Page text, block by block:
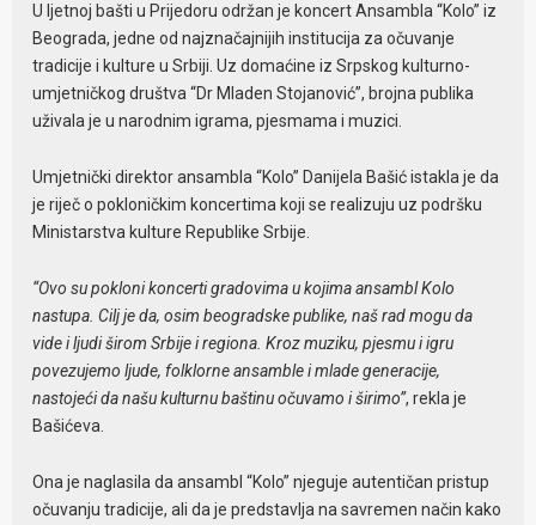
U ljetnoj bašti u Prijedoru održan je koncert Ansambla “Kolo” iz
Beograda, jedne od najznačajnijih institucija za očuvanje
tradicije i kulture u Srbiji. Uz domaćine iz Srpskog kulturno-
umjetničkog društva “Dr Mladen Stojanović”, brojna publika
uživala je u narodnim igrama, pjesmama i muzici.
Umjetnički direktor ansambla “Kolo” Danijela Bašić istakla je da
je riječ o pokloničkim koncertima koji se realizuju uz podršku
Ministarstva kulture Republike Srbije.
“Ovo su pokloni koncerti gradovima u kojima ansambl Kolo
nastupa. Cilj je da, osim beogradske publike, naš rad mogu da
vide i ljudi širom Srbije i regiona. Kroz muziku, pjesmu i igru
povezujemo ljude, folklorne ansamble i mlade generacije,
nastojeći da našu kulturnu baštinu očuvamo i širimo”, rekla je
Bašićeva.
Ona je naglasila da ansambl “Kolo” njeguje autentičan pristup
očuvanju tradicije, ali da je predstavlja na savremen način kako